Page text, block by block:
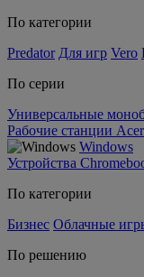
По категории
Predator Для игр Vero
По серии
Универсальные
Рабочие станции
Windows
Устройства
По категории
Бизнес Облачные
По решению